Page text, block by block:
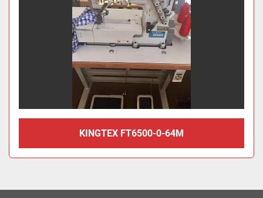
KINGTEX FT6500-0-64M